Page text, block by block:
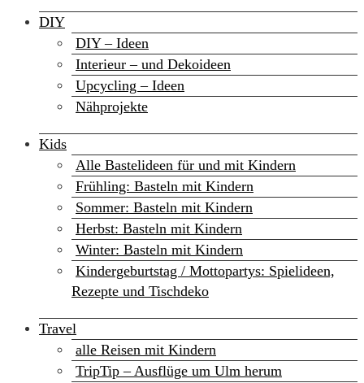
DIY
DIY – Ideen
Interieur – und Dekoideen
Upcycling – Ideen
Nähprojekte
Kids
Alle Bastelideen für und mit Kindern
Frühling: Basteln mit Kindern
Sommer: Basteln mit Kindern
Herbst: Basteln mit Kindern
Winter: Basteln mit Kindern
Kindergeburtstag / Mottopartys: Spielideen,
Rezepte und Tischdeko
Travel
alle Reisen mit Kindern
TripTip – Ausflüge um Ulm herum